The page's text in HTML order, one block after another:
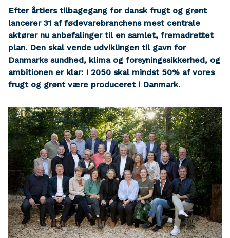
Efter årtiers tilbagegang for dansk frugt og grønt
lancerer 31 af fødevarebranchens mest centrale
aktører nu anbefalinger til en samlet, fremadrettet
plan. Den skal vende udviklingen til gavn for
Danmarks sundhed, klima og forsyningssikkerhed, og
ambitionen er klar: I 2050 skal mindst 50% af vores
frugt og grønt være produceret i Danmark.